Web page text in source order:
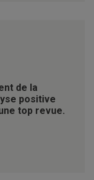
de la
positive
top revue.